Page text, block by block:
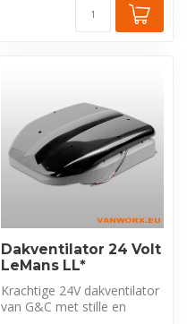
Dakventilator 24 Volt
LeMans LL*
Krachtige 24V dakventilator
van G&C met stille en